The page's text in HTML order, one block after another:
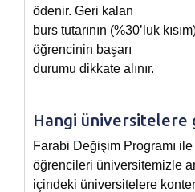
ödenir. Geri kalan
burs tutarının (%30’luk
öğrencinin başarı
durumu dikkate alınır.
Hangi üniversitelere
Farabi Değişim Programı
öğrencileri üniversitemizle
içindeki üniversitelere